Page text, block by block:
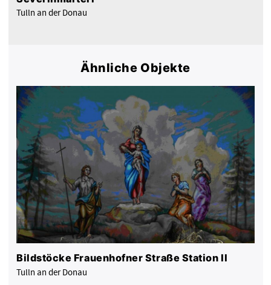
Tulln an der Donau
Ähnliche Objekte
Bildstöcke Frauenhofner Straße Station II
Tulln an der Donau